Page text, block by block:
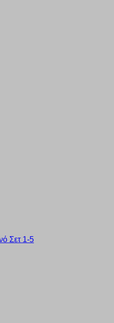
Σετ 1-5